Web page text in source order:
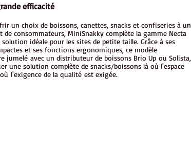
efficacité
un choix de boissons, canettes, snacks et confiseries à un
de consommateurs, MiniSnakky complète la gamme Necta
idéale pour les sites de petite taille. Grâce à ses
et ses fonctions ergonomiques, ce modèle
jumelé avec un distributeur de boissons Brio Up ou Solista,
une solution complète de snacks/boissons là où l'espace
l'exigence de la qualité est exigée.